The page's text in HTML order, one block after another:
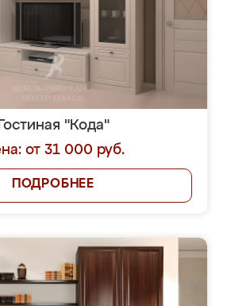
Гостиная "Кода"
от 31 000 руб.
ПОДРОБНЕЕ